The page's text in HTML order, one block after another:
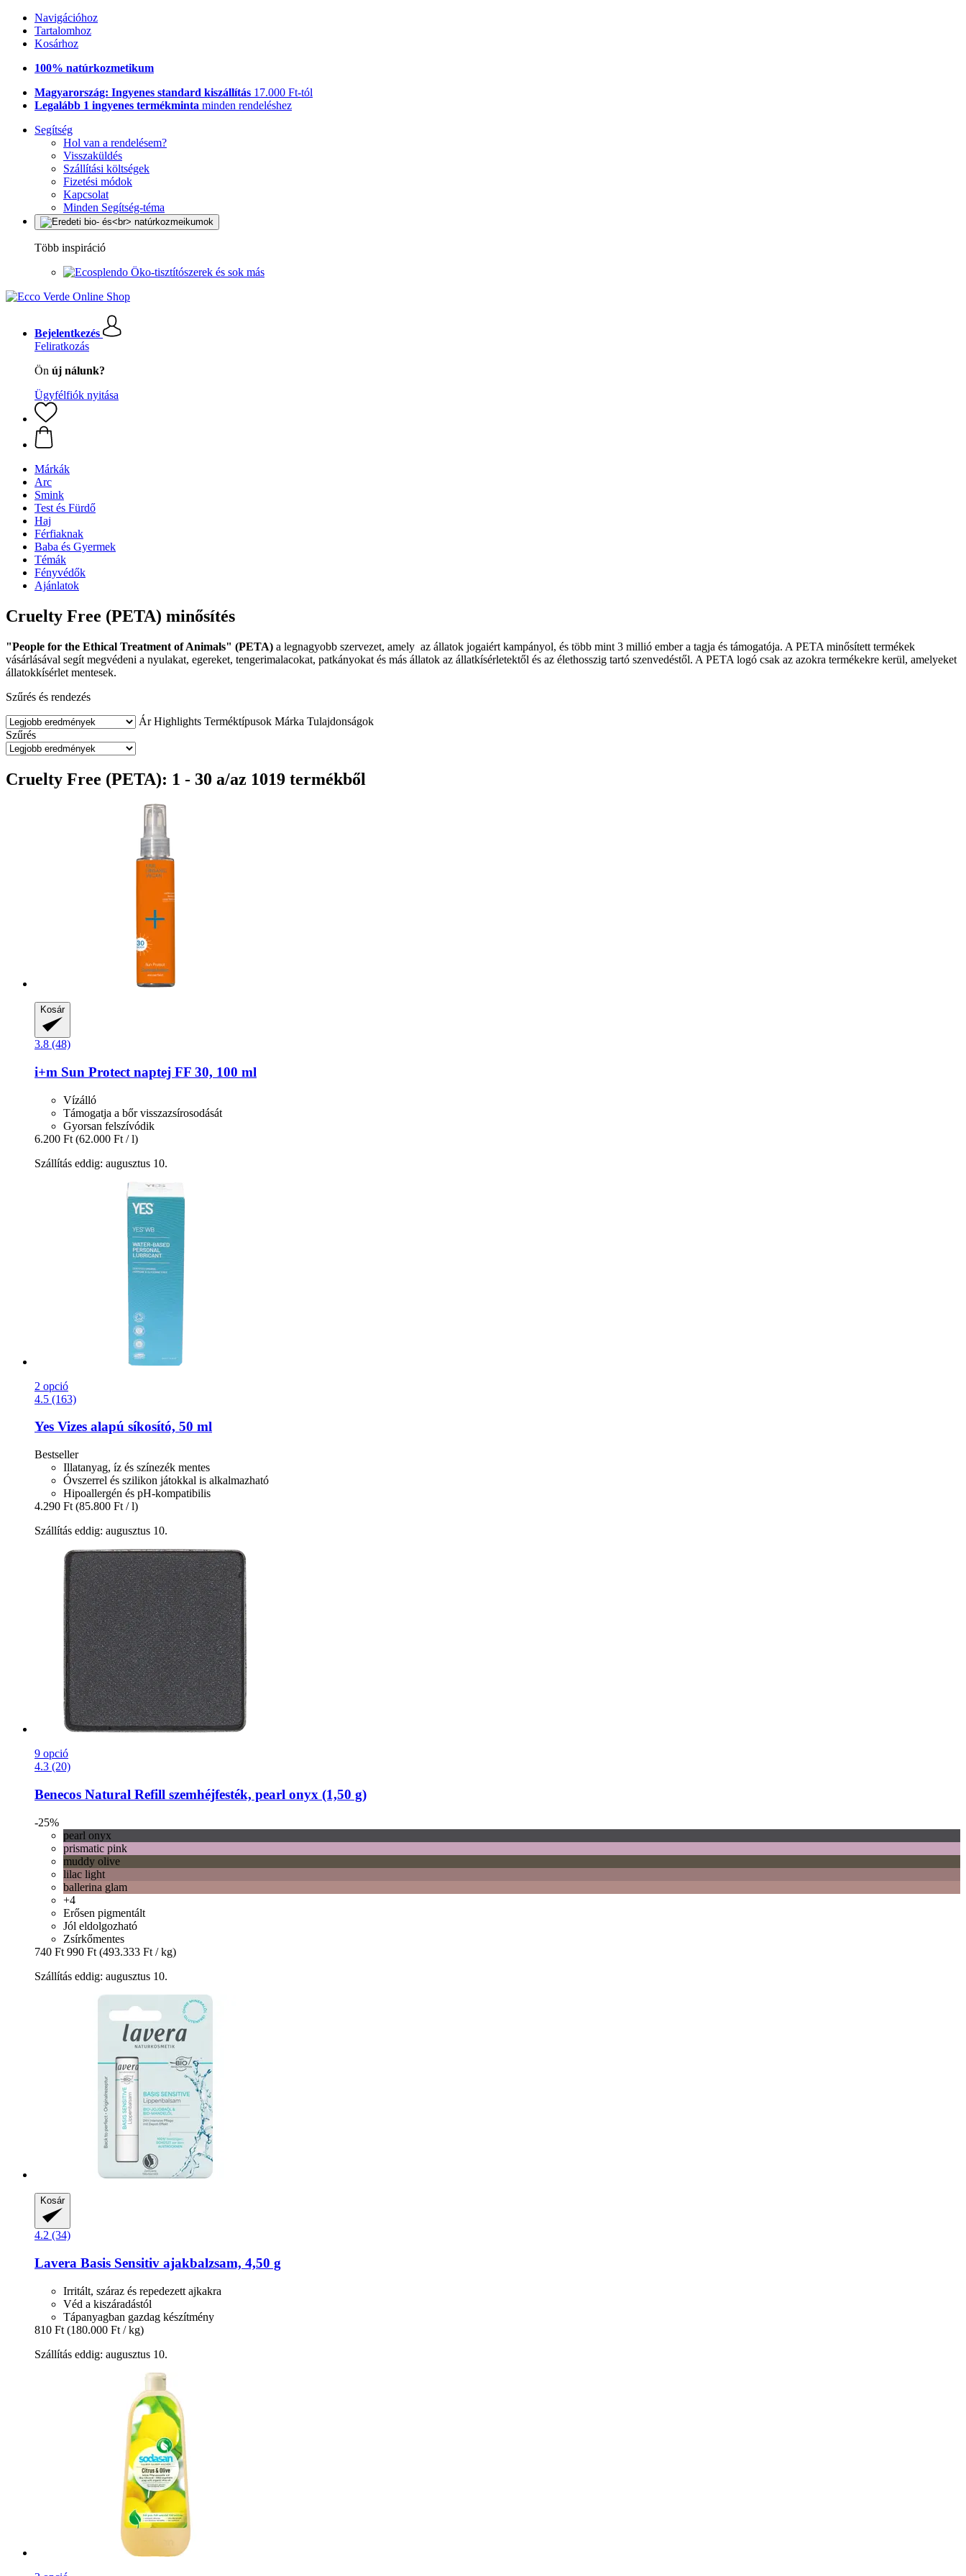
Navigációhoz
Tartalomhoz
Kosárhoz
100% natúrkozmetikum
Magyarország: Ingyenes standard kiszállítás 17.000 Ft-tól
Legalább 1 ingyenes termékminta minden rendeléshez
Segítség
Hol van a rendelésem?
Visszaküldés
Szállítási költségek
Fizetési módok
Kapcsolat
Minden Segítség-téma
Több inspiráció
Öko-tisztítószerek és sok más
Bejelentkezés
Feliratkozás
Ön új nálunk?
Ügyfélfiók nyitása
Márkák
Arc
Smink
Test és Fürdő
Haj
Férfiaknak
Baba és Gyermek
Témák
Fényvédők
Ajánlatok
Cruelty Free (PETA) minősítés
"People for the Ethical Treatment of Animals" (PETA) a legnagyobb szervezet, amely az állatok jogaiért kampányol, és több mint 3 millió ember a tagja és támogatója. A PETA minősített termékek
vásárlásával segít megvédeni a nyulakat, egereket, tengerimalacokat, patkányokat és más állatok az állatkísérletektől és az élethosszig tartó szenvedéstől. A PETA logó csak az azokra termékekre kerül, amelyeket
állatokkísérlet mentesek.
Szűrés és rendezés
Ár Highlights Terméktípusok Márka Tulajdonságok
Szűrés
Cruelty Free (PETA): 1 - 30 a/az 1019 termékből
Kosár
3.8 (48)
i+m Sun Protect naptej FF 30, 100 ml
Vízálló
Támogatja a bőr visszazsírosodását
Gyorsan felszívódik
6.200 Ft (62.000 Ft / l)
Szállítás eddig: augusztus 10.
2 opció
4.5 (163)
Yes Vizes alapú síkosító, 50 ml
Bestseller
Illatanyag, íz és színezék mentes
Óvszerrel és szilikon játokkal is alkalmazható
Hipoallergén és pH-kompatibilis
4.290 Ft (85.800 Ft / l)
Szállítás eddig: augusztus 10.
9 opció
4.3 (20)
Benecos Natural Refill szemhéjfesték, pearl onyx (1,50 g)
-25%
pearl onyx
prismatic pink
muddy olive
lilac light
ballerina glam
+4
Erősen pigmentált
Jól eldolgozható
Zsírkőmentes
740 Ft 990 Ft (493.333 Ft / kg)
Szállítás eddig: augusztus 10.
Kosár
4.2 (34)
Lavera Basis Sensitiv ajakbalzsam, 4,50 g
Irritált, száraz és repedezett ajkakra
Véd a kiszáradástól
Tápanyagban gazdag készítmény
810 Ft (180.000 Ft / kg)
Szállítás eddig: augusztus 10.